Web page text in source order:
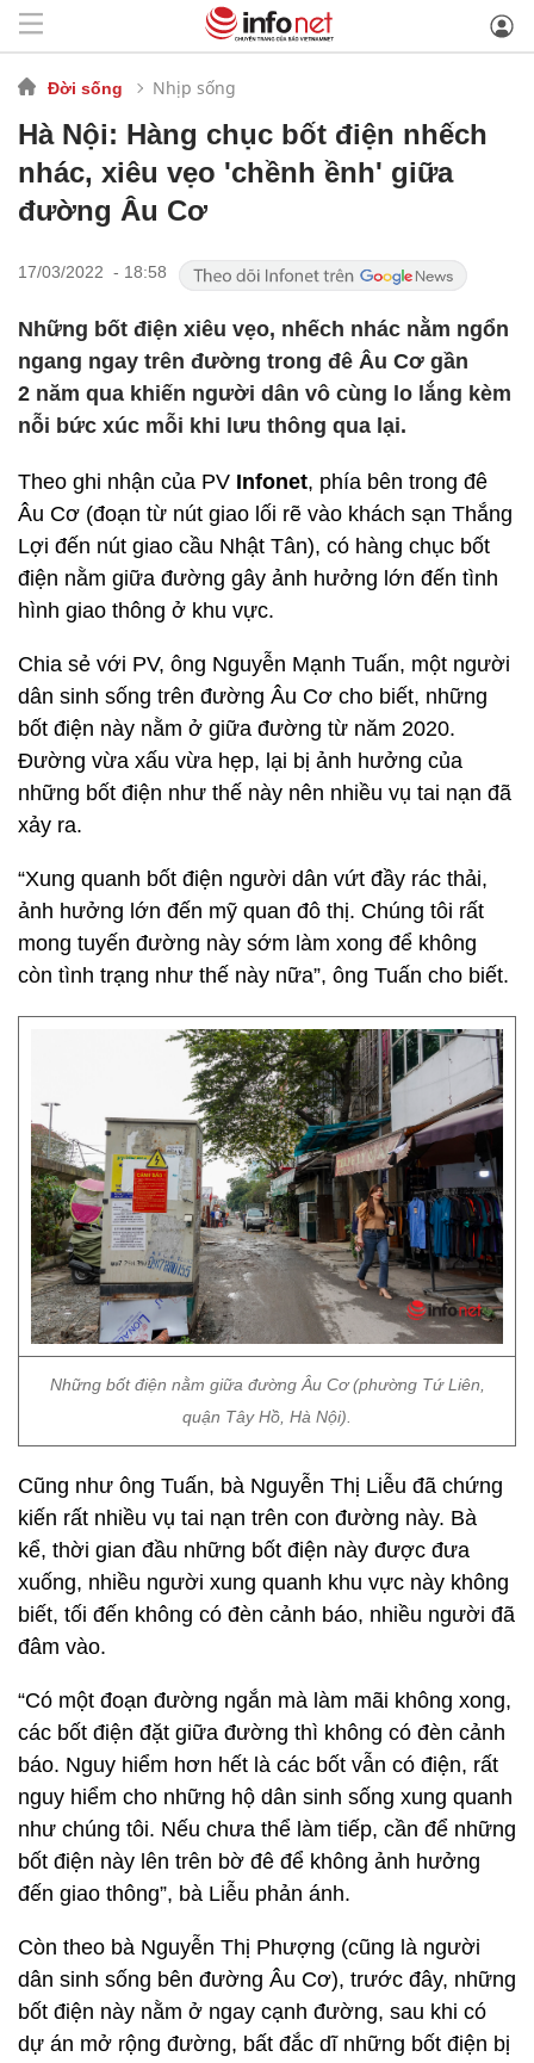
Đời sống Nhịp sống
Hà Nội: Hàng chục bốt điện nhếch
nhác, xiêu vẹo 'chềnh ềnh' giữa
đường Âu Cơ
17/03/2022 - 18:58
Những bốt điện xiêu vẹo, nhếch nhác nằm ngổn
ngang ngay trên đường trong đê Âu Cơ gần
2 năm qua khiến người dân vô cùng lo lắng kèm
nỗi bức xúc mỗi khi lưu thông qua lại.
Theo ghi nhận của PV Infonet, phía bên trong đê
Âu Cơ (đoạn từ nút giao lối rẽ vào khách sạn Thắng
Lợi đến nút giao cầu Nhật Tân), có hàng chục bốt
điện nằm giữa đường gây ảnh hưởng lớn đến tình
hình giao thông ở khu vực.
Chia sẻ với PV, ông Nguyễn Mạnh Tuấn, một người
dân sinh sống trên đường Âu Cơ cho biết, những
bốt điện này nằm ở giữa đường từ năm 2020.
Đường vừa xấu vừa hẹp, lại bị ảnh hưởng của
những bốt điện như thế này nên nhiều vụ tai nạn đã
xảy ra.
“Xung quanh bốt điện người dân vứt đầy rác thải,
ảnh hưởng lớn đến mỹ quan đô thị. Chúng tôi rất
mong tuyến đường này sớm làm xong để không
còn tình trạng như thế này nữa”, ông Tuấn cho biết.
Những bốt điện nằm giữa đường Âu Cơ (phường Tứ Liên,
quận Tây Hồ, Hà Nội).
Cũng như ông Tuấn, bà Nguyễn Thị Liễu đã chứng
kiến rất nhiều vụ tai nạn trên con đường này. Bà
kể, thời gian đầu những bốt điện này được đưa
xuống, nhiều người xung quanh khu vực này không
biết, tối đến không có đèn cảnh báo, nhiều người đã
đâm vào.
“Có một đoạn đường ngắn mà làm mãi không xong,
các bốt điện đặt giữa đường thì không có đèn cảnh
báo. Nguy hiểm hơn hết là các bốt vẫn có điện, rất
nguy hiểm cho những hộ dân sinh sống xung quanh
như chúng tôi. Nếu chưa thể làm tiếp, cần để những
bốt điện này lên trên bờ đê để không ảnh hưởng
đến giao thông”, bà Liễu phản ánh.
Còn theo bà Nguyễn Thị Phượng (cũng là người
dân sinh sống bên đường Âu Cơ), trước đây, những
bốt điện này nằm ở ngay cạnh đường, sau khi có
dự án mở rộng đường, bất đắc dĩ những bốt điện bị